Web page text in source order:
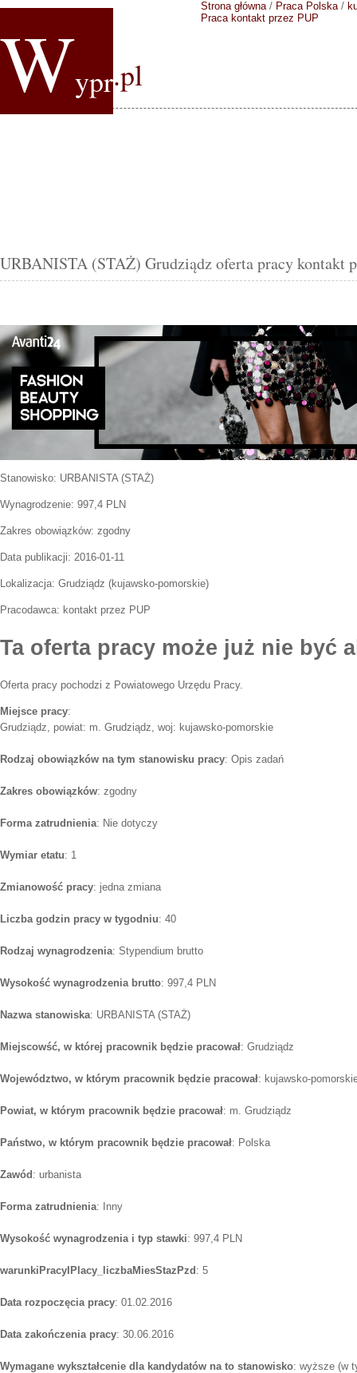
Wypr.pl
Strona główna/ Praca Polska/
Praca kontakt przez PUP
URBANISTA (STAŻ) Grudziądz oferta pracy kontakt
Stanowisko: URBANISTA (STAŻ)
Wynagrodzenie: 997,4 PLN
Zakres obowiązków: zgodny
Data publikacji: 2016-01-11
Lokalizacja: Grudziądz (kujawsko-pomorskie)
Pracodawca: kontakt przez PUP
Ta oferta pracy może już nie być
Oferta pracy pochodzi z Powiatowego Urzędu Pracy.
Miejsce pracy:
Grudziądz, powiat: m. Grudziądz, woj: kujawsko-pomorskie
Rodzaj obowiązków na tym stanowisku pracy: Opis zadań
Zakres obowiązków: zgodny
Forma zatrudnienia: Nie dotyczy
Wymiar etatu: 1
Zmianowość pracy: jedna zmiana
Liczba godzin pracy w tygodniu: 40
Rodzaj wynagrodzenia: Stypendium brutto
Wysokość wynagrodzenia brutto: 997,4 PLN
Nazwa stanowiska: URBANISTA (STAŻ)
Miejscowść, w której pracownik będzie pracował: Grudziądz
Województwo, w którym pracownik będzie pracował: kujawsko-
Powiat, w którym pracownik będzie pracował: m. Grudziądz
Państwo, w którym pracownik będzie pracował: Polska
Zawód: urbanista
Forma zatrudnienia: Inny
Wysokość wynagrodzenia i typ stawki: 997,4 PLN
warunkiPracyIPlacy_liczbaMiesStazPzd: 5
Data rozpoczęcia pracy: 01.02.2016
Data zakończenia pracy: 30.06.2016
Wymagane wykształcenie dla kandydatów na to stanowisko: wyższe (w